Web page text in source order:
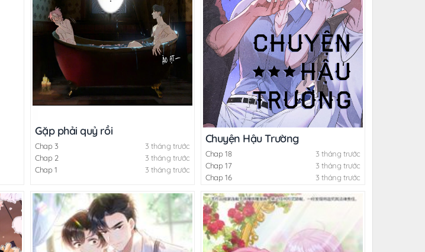
Gặp phải quỷ rồi
Chap 3
3 tháng trước
Chap 2
3 tháng trước
Chap 1
3 tháng trước
Chuyện Hậu Trường
Chap 18
3 tháng trước
Chap 17
3 tháng trước
Chap 16
3 tháng trước